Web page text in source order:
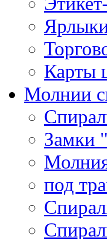
Карты
Молнии
Замки
под